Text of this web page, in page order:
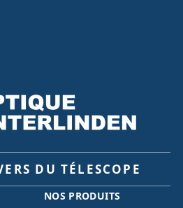
DU TÉLESCOPE
NOS PRODUITS